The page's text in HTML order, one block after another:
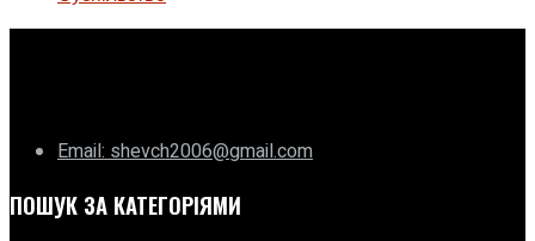
Email: shevch2006@gmail.com
ПОШУК ЗА КАТЕГОРІЯМИ